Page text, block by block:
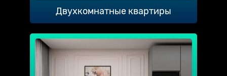
Двухкомнатные квартиры